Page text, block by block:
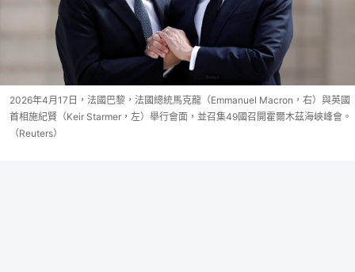
2026年4月17日，法國巴黎，法國總統馬克龍（Emmanuel Macron，右）與英國
首相施紀賢（Keir Starmer，左）舉行會面，並召集49國召開霍爾木茲海峽峰會。
（Reuters）